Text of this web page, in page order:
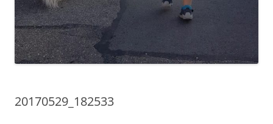
20170529_182533